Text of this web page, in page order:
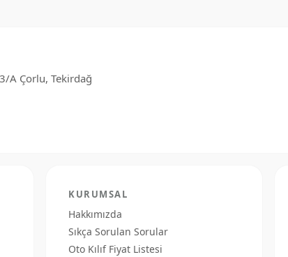
KURUMSAL
Hakkımızda
Sıkça Sorulan Sorular
Oto Kılıf Fiyat Listesi